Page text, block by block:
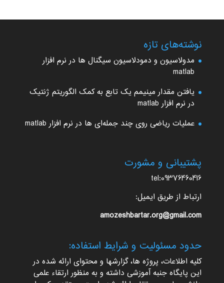
نوشته‌های تازه
مدولاسیون و دمودلاسیون سیگنال ها در نرم افزار
matlab
یافتن مقدار مینیمم یک تابع به کمک الگوریتم ژنتیک
در نرم افزار matlab
عملیات ریاضی روی چند جمله‌ای ها در نرم افزار matlab
پشتیبانی و مشورت
tel:09376460416
ارتباط از طریق ایمیل:
amozeshbartar.org@gmail.com
حدود مسئولیت و شرایط استفاده:
کلیه اطلاعات، پروژه ها، گزارشها و محتوای ارائه شده در
این پایگاه جنبه آموزشی داشته و به منظور ارتقاء علمی